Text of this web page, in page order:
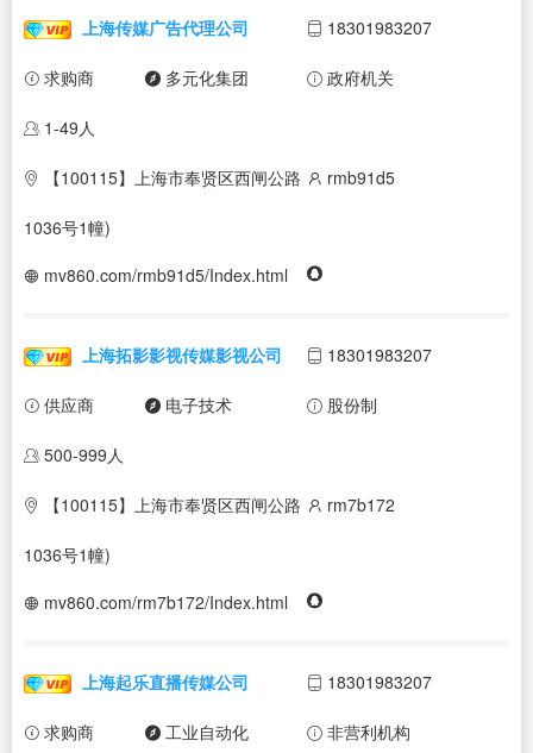
上海传媒广告代理公司 18301983207
求购商 多元化集团 政府机关
1-49人
【100115】上海市奉贤区西闸公路
1036号1幢)
rmb91d5
mv860.com/rmb91d5/Index.html
上海拓影影视传媒影视公司 18301983207
供应商 电子技术 股份制
500-999人
【100115】上海市奉贤区西闸公路
1036号1幢)
rm7b172
mv860.com/rm7b172/Index.html
上海起乐直播传媒公司 18301983207
求购商 工业自动化 非营利机构